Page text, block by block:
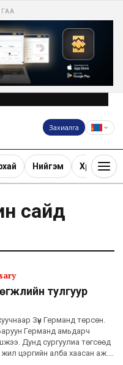
Захиалга
Нийгэм Хөрөнгө
сайд
тулгуур
Зүүн Германд төрсөн.
Германд амьдарч
Дунд сургуулиа төгсөөд
цэргийн алба хаасан аж.